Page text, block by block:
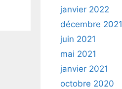
janvier 2022
décembre 2021
juin 2021
mai 2021
janvier 2021
octobre 2020